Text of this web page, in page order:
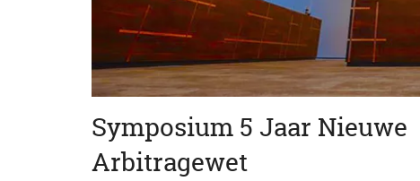
Symposium 5 Jaar Nieuwe
Arbitragewet